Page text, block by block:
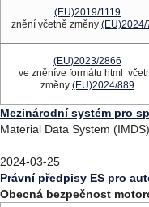
(EU)2019/1119
znění včetně změny (EU)2024/
(EU)2023/2866
ve zněníve formátu html
změny (EU)2024/889
Mezinárodní systém pro
Material Data System
2024-03-25
Právní předpisy ES pro
Obecná bezpečnost